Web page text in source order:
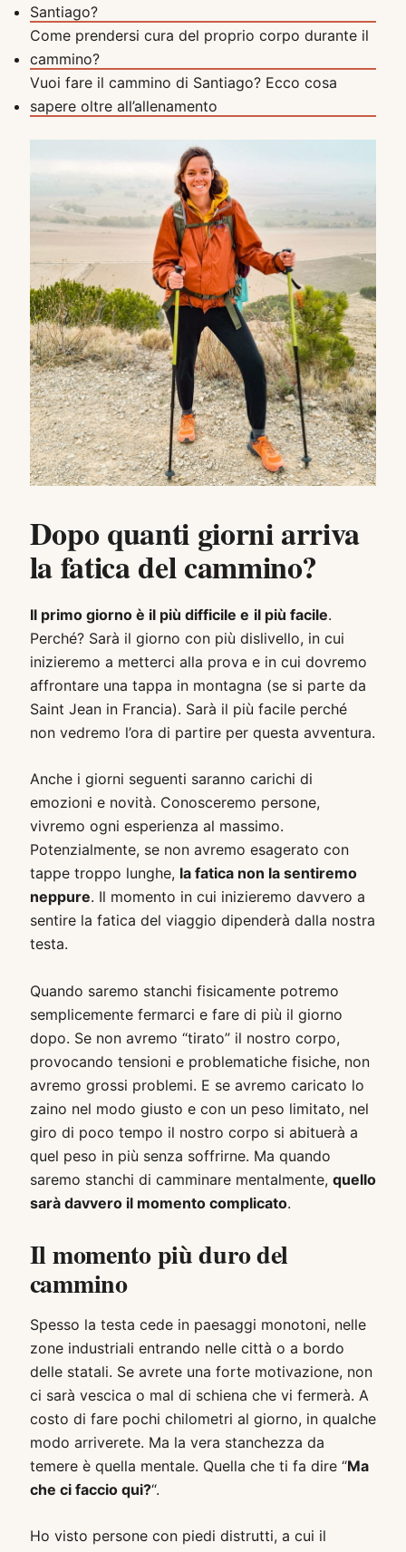
Santiago?
Come prendersi cura del proprio corpo durante il
cammino?
Vuoi fare il cammino di Santiago? Ecco cosa
sapere oltre all’allenamento
Dopo quanti giorni arriva
la fatica del cammino?
Il primo giorno è il più difficile e il più facile.
Perché? Sarà il giorno con più dislivello, in cui
inizieremo a metterci alla prova e in cui dovremo
affrontare una tappa in montagna (se si parte da
Saint Jean in Francia). Sarà il più facile perché
non vedremo l’ora di partire per questa avventura.
Anche i giorni seguenti saranno carichi di
emozioni e novità. Conosceremo persone,
vivremo ogni esperienza al massimo.
Potenzialmente, se non avremo esagerato con
tappe troppo lunghe, la fatica non la sentiremo
neppure. Il momento in cui inizieremo davvero a
sentire la fatica del viaggio dipenderà dalla nostra
testa.
Quando saremo stanchi fisicamente potremo
semplicemente fermarci e fare di più il giorno
dopo. Se non avremo “tirato” il nostro corpo,
provocando tensioni e problematiche fisiche, non
avremo grossi problemi. E se avremo caricato lo
zaino nel modo giusto e con un peso limitato, nel
giro di poco tempo il nostro corpo si abituerà a
quel peso in più senza soffrirne. Ma quando
saremo stanchi di camminare mentalmente, quello
sarà davvero il momento complicato.
Il momento più duro del
cammino
Spesso la testa cede in paesaggi monotoni, nelle
zone industriali entrando nelle città o a bordo
delle statali. Se avrete una forte motivazione, non
ci sarà vescica o mal di schiena che vi fermerà. A
costo di fare pochi chilometri al giorno, in qualche
modo arriverete. Ma la vera stanchezza da
temere è quella mentale. Quella che ti fa dire “Ma
che ci faccio qui?“.
Ho visto persone con piedi distrutti, a cui il